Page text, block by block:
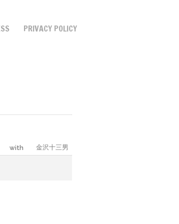
PRIVACY POLICY
with 金沢十三男